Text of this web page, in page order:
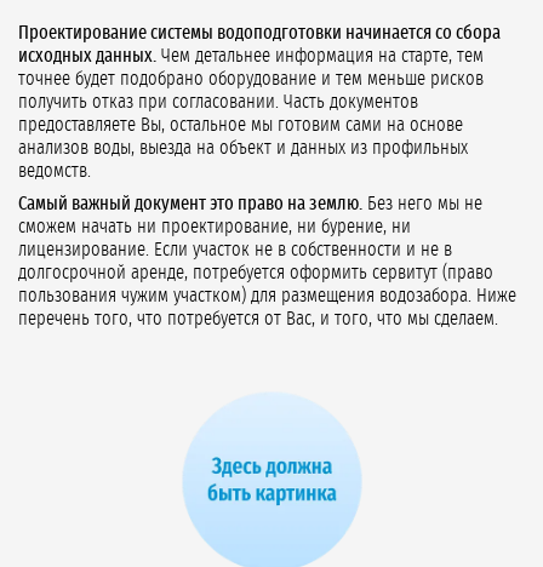
Проектирование системы водоподготовки начинается со сбора
исходных данных. Чем детальнее информация на старте, тем
точнее будет подобрано оборудование и тем меньше рисков
получить отказ при согласовании. Часть документов
предоставляете Вы, остальное мы готовим сами на основе
анализов воды, выезда на объект и данных из профильных
ведомств.
Самый важный документ это право на землю. Без него мы не
сможем начать ни проектирование, ни бурение, ни
лицензирование. Если участок не в собственности и не в
долгосрочной аренде, потребуется оформить сервитут (право
пользования чужим участком) для размещения водозабора. Ниже
перечень того, что потребуется от Вас, и того, что мы сделаем.